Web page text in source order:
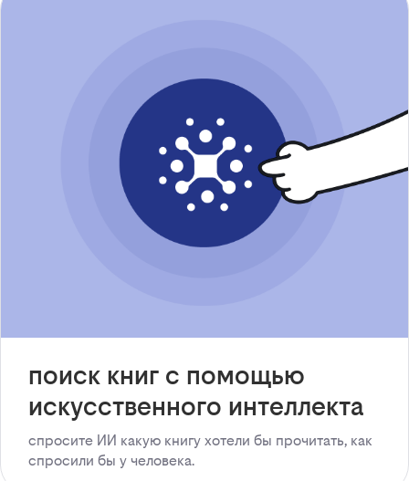
поиск книг с помощью
искусственного интеллекта
спросите ИИ какую книгу хотели бы прочитать, как
спросили бы у человека.